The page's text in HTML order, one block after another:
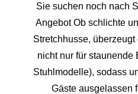
Sie suchen noch nach
Angebot Ob schlichte
Stretchhusse,
nicht nur für staunende
Stuhlmodelle), sodass
Gäste ausgelassen